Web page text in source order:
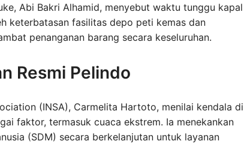
Abi Bakri Alhamid, menyebut waktu tunggu kapal
keterbatasan fasilitas depo peti kemas dan
penanganan barang secara keseluruhan.
Resmi Pelindo
(INSA), Carmelita Hartoto, menilai kendala di
faktor, termasuk cuaca ekstrem. Ia menekankan
(SDM) secara berkelanjutan untuk layanan